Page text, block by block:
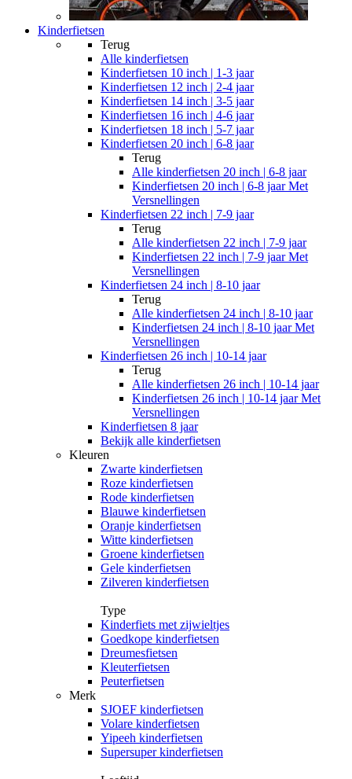
Kinderfietsen
Terug
Alle kinderfietsen
Kinderfietsen 10 inch | 1-3 jaar
Kinderfietsen 12 inch | 2-4 jaar
Kinderfietsen 14 inch | 3-5 jaar
Kinderfietsen 16 inch | 4-6 jaar
Kinderfietsen 18 inch | 5-7 jaar
Kinderfietsen 20 inch | 6-8 jaar
Terug
Alle kinderfietsen 20 inch | 6-8 jaar
Kinderfietsen 20 inch | 6-8 jaar Met
Versnellingen
Kinderfietsen 22 inch | 7-9 jaar
Terug
Alle kinderfietsen 22 inch | 7-9 jaar
Kinderfietsen 22 inch | 7-9 jaar Met
Versnellingen
Kinderfietsen 24 inch | 8-10 jaar
Terug
Alle kinderfietsen 24 inch | 8-10 jaar
Kinderfietsen 24 inch | 8-10 jaar Met
Versnellingen
Kinderfietsen 26 inch | 10-14 jaar
Terug
Alle kinderfietsen 26 inch | 10-14 jaar
Kinderfietsen 26 inch | 10-14 jaar Met
Versnellingen
Kinderfietsen 8 jaar
Bekijk alle kinderfietsen
Kleuren
Zwarte kinderfietsen
Roze kinderfietsen
Rode kinderfietsen
Blauwe kinderfietsen
Oranje kinderfietsen
Witte kinderfietsen
Groene kinderfietsen
Gele kinderfietsen
Zilveren kinderfietsen
Type
Kinderfiets met zijwieltjes
Goedkope kinderfietsen
Dreumesfietsen
Kleuterfietsen
Peuterfietsen
Merk
SJOEF kinderfietsen
Volare kinderfietsen
Yipeeh kinderfietsen
Supersuper kinderfietsen